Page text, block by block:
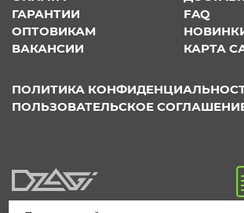
ГАРАНТИИ
FAQ
ОПТОВИКАМ
ВАКАНСИИ
КАРТА
ПОЛИТИКА
ПОЛЬЗОВАТЕЛЬСКОЕ